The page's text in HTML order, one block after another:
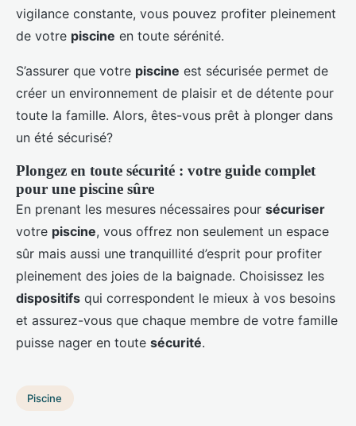
vigilance constante, vous pouvez profiter pleinement
de votre piscine en toute sérénité.
S’assurer que votre piscine est sécurisée permet de
créer un environnement de plaisir et de détente pour
toute la famille. Alors, êtes-vous prêt à plonger dans
un été sécurisé?
Plongez en toute sécurité : votre guide complet
pour une piscine sûre
En prenant les mesures nécessaires pour sécuriser
votre piscine, vous offrez non seulement un espace
sûr mais aussi une tranquillité d’esprit pour profiter
pleinement des joies de la baignade. Choisissez les
dispositifs qui correspondent le mieux à vos besoins
et assurez-vous que chaque membre de votre famille
puisse nager en toute sécurité.
Piscine